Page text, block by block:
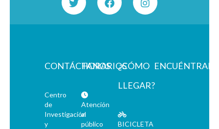
CONTÁCTANOS
Centro
de
Investigación
y
HORARIOS
Atención
al
público
¿CÓMO
LLEGAR?
BICICLETA